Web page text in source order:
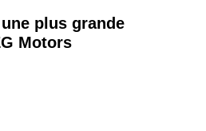
plus grande
Motors